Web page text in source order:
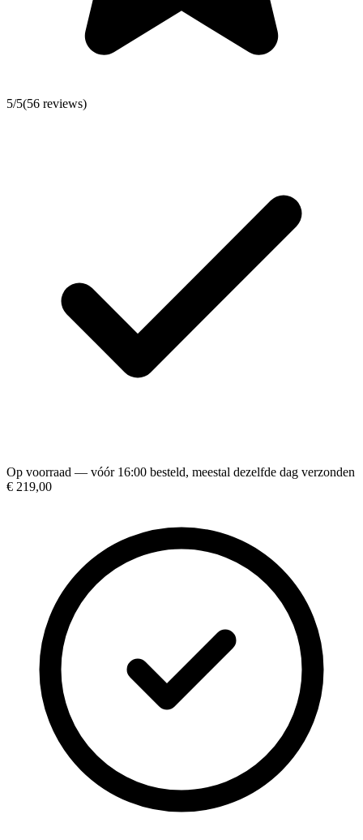
5/5(56 reviews)
Op voorraad — vóór 16:00 besteld, meestal dezelfde dag verzonden
€ 219,00